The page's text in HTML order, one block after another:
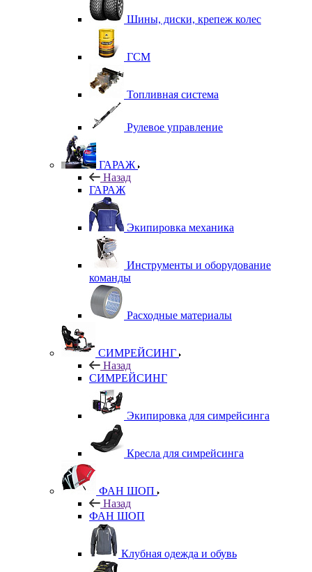
Шины, диски, крепеж колес
ГСМ
Топливная система
Рулевое управление
ГАРАЖ
Назад
ГАРАЖ
Экипировка механика
Инструменты и оборудование
команды
Расходные материалы
СИМРЕЙСИНГ
Назад
СИМРЕЙСИНГ
Экипировка для симрейсинга
Кресла для симрейсинга
ФАН ШОП
Назад
ФАН ШОП
Клубная одежда и обувь